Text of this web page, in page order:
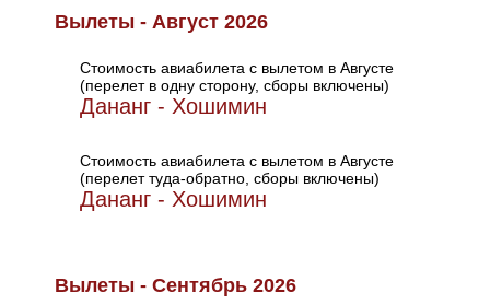
Вылеты - Август 2026
Стоимость авиабилета с вылетом в Августе
(перелет в одну сторону, сборы включены)
Дананг - Хошимин
Стоимость авиабилета с вылетом в Августе
(перелет туда-обратно, сборы включены)
Дананг - Хошимин
Вылеты - Сентябрь 2026